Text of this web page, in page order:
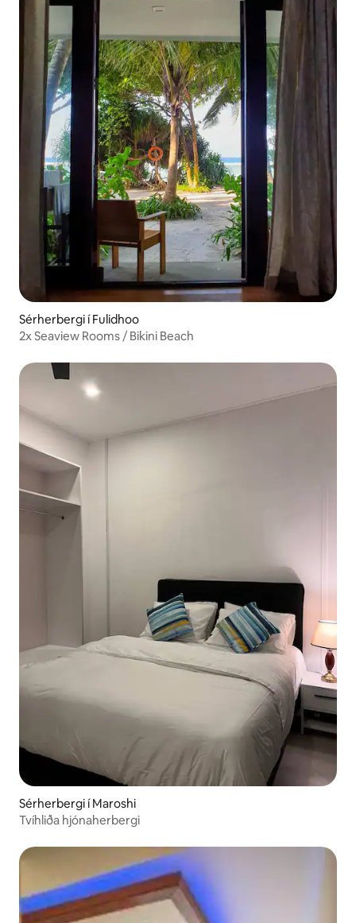
Sérherbergi í Fulidhoo
2x Seaview Rooms / Bikini Beach
Sérherbergi í Maroshi
Tvíhliða hjónaherbergi